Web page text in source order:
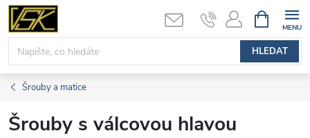
Přejít
obsah
HLEDAT
NÁKUPNÍ
KOŠÍK
Šrouby a matice
Šrouby s válcovou hlavou